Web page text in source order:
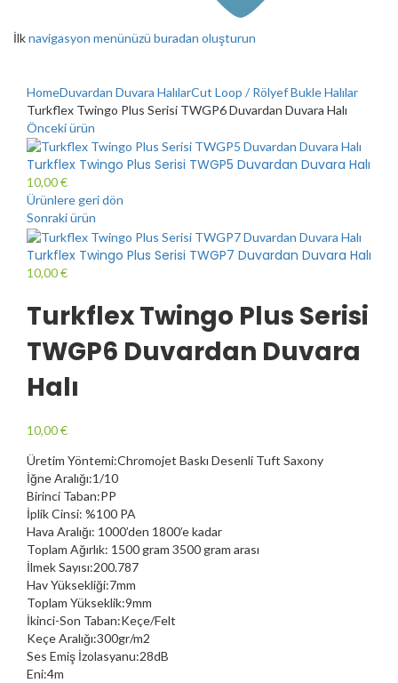
İlknavigasyon menünüzü buradan oluşturun
HomeDuvardan Duvara HalılarCut Loop / Rölyef Bukle Halılar
Turkflex Twingo Plus Serisi TWGP6 Duvardan Duvara Halı
Önceki ürün
Turkflex Twingo Plus Serisi TWGP5 Duvardan Duvara Halı
10,00€
Ürünlere geri dön
Sonraki ürün
Turkflex Twingo Plus Serisi TWGP7 Duvardan Duvara Halı
10,00€
Turkflex Twingo Plus Serisi
TWGP6 Duvardan Duvara
Halı
10,00€
Üretim Yöntemi:Chromojet Baskı Desenli Tuft Saxony
İğne Aralığı:1/10
Birinci Taban:PP
İplik Cinsi: %100 PA
Hava Aralığı: 1000’den 1800’e kadar
Toplam Ağırlık: 1500 gram 3500 gram arası
İlmek Sayısı:200.787
Hav Yüksekliği:7mm
Toplam Yükseklik:9mm
İkinci-Son Taban:Keçe/Felt
Keçe Aralığı:300gr/m2
Ses Emiş İzolasyanu:28dB
Eni:4m